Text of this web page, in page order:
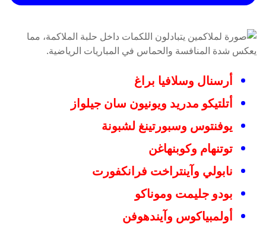
أرسنال وسلافيا براغ
أتلتيكو مدريد ويونيون سان جيلواز
يوفنتوس وسبورتينغ لشبونة
توتنهام وكوبنهاغن
نابولي وآينتراخت فرانكفورت
بودو جليمت وموناكو
أولمبياكوس وآيندهوفن